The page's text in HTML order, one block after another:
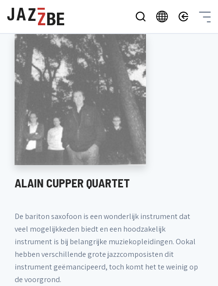
ALAIN CUPPER QUARTET
De bariton saxofoon is een wonderlijk instrument dat
veel mogelijkkeden biedt en een hoodzakelijk
instrument is bij belangrijke muziekopleidingen. Ookal
hebben verschillende grote jazzcomposisten dit
instrument geëmancipeerd, toch komt het te weinig op
de voorgrond.